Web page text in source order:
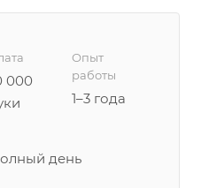
000
Опыт
работы
1–3 года
день